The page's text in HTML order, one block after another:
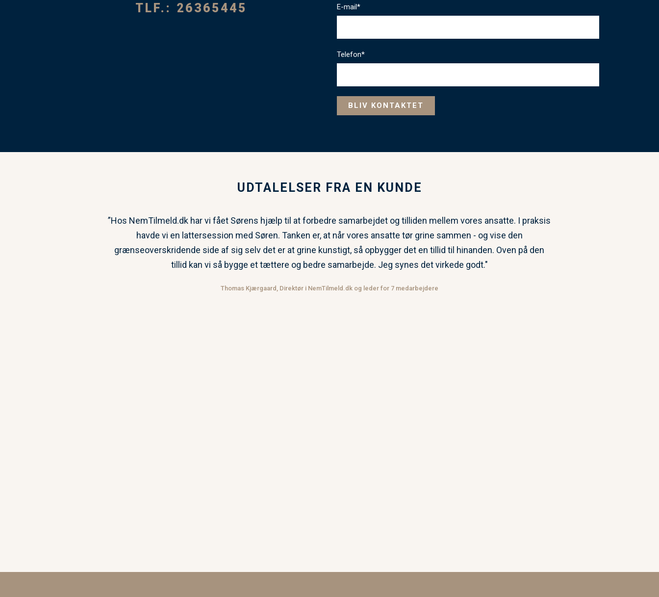
TLF.: 26365445 E-mail*
Telefon*
UDTALELSER FRA EN KUNDE
”Hos NemTilmeld.dk har vi fået Sørens hjælp til at forbedre samarbejdet og tilliden mellem vores ansatte. I praksis
havde vi en lattersession med Søren. Tanken er, at når vores ansatte tør grine sammen - og vise den
grænseoverskridende side af sig selv det er at grine kunstigt, så opbygger det en tillid til hinanden. Oven på den
tillid kan vi så bygge et tættere og bedre samarbejde. Jeg synes det virkede godt."
Thomas Kjærgaard, Direktør i NemTilmeld.dk og leder for 7 medarbejdere